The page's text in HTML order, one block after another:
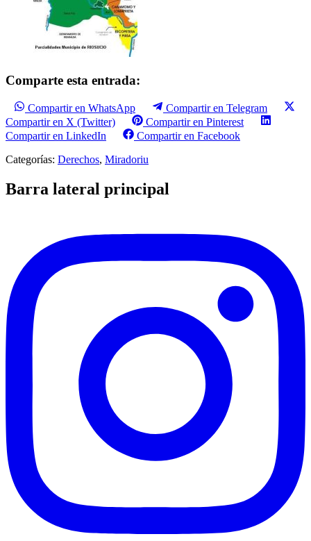
Comparte esta entrada:
Compartir en WhatsApp
Compartir en Telegram
Compartir en X (Twitter)
Compartir en Pinterest
Compartir en LinkedIn
Compartir en Facebook
Categorías: Derechos, Miradoriu
Barra lateral principal